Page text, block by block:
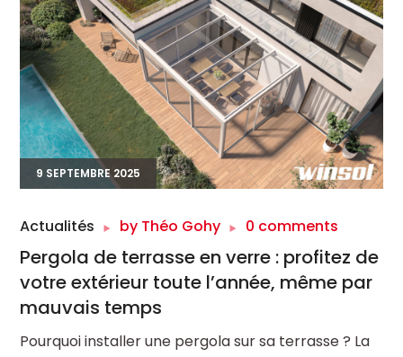
9 SEPTEMBRE 2025
Actualités by Théo Gohy 0 comments
Pergola de terrasse en verre : profitez de
votre extérieur toute l’année, même par
mauvais temps
Pourquoi installer une pergola sur sa terrasse ? La